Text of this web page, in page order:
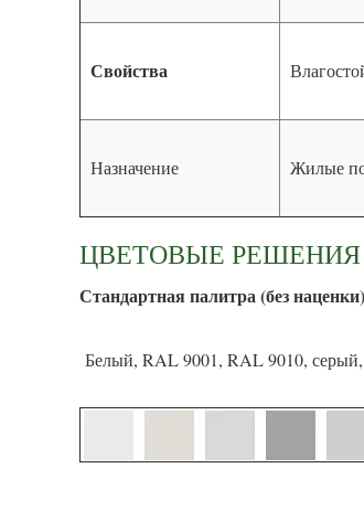
Свойства
Назначение Жилые
ЦВЕТОВЫЕ РЕШЕНИЯ
Стандартная палитра (без
Белый, RAL 9001, RAL 9010,